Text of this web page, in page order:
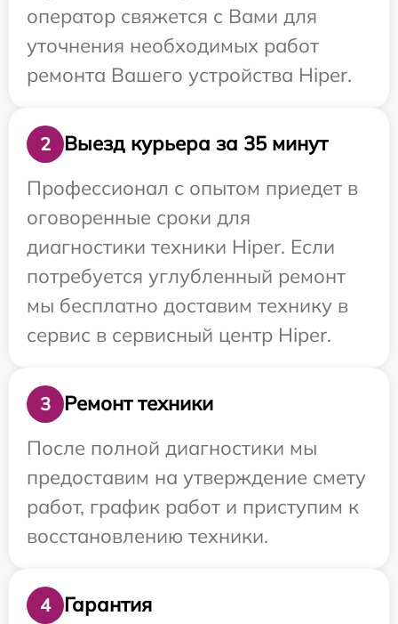
оператор свяжется с Вами для
уточнения необходимых работ
ремонта Вашего устройства Hiper.
2
Выезд курьера за 35 минут
Профессионал с опытом приедет в
оговоренные сроки для
диагностики техники Hiper. Если
потребуется углубленный ремонт
мы бесплатно доставим технику в
сервис в сервисный центр Hiper.
3
Ремонт техники
После полной диагностики мы
предоставим на утверждение смету
работ, график работ и приступим к
восстановлению техники.
4 Гарантия